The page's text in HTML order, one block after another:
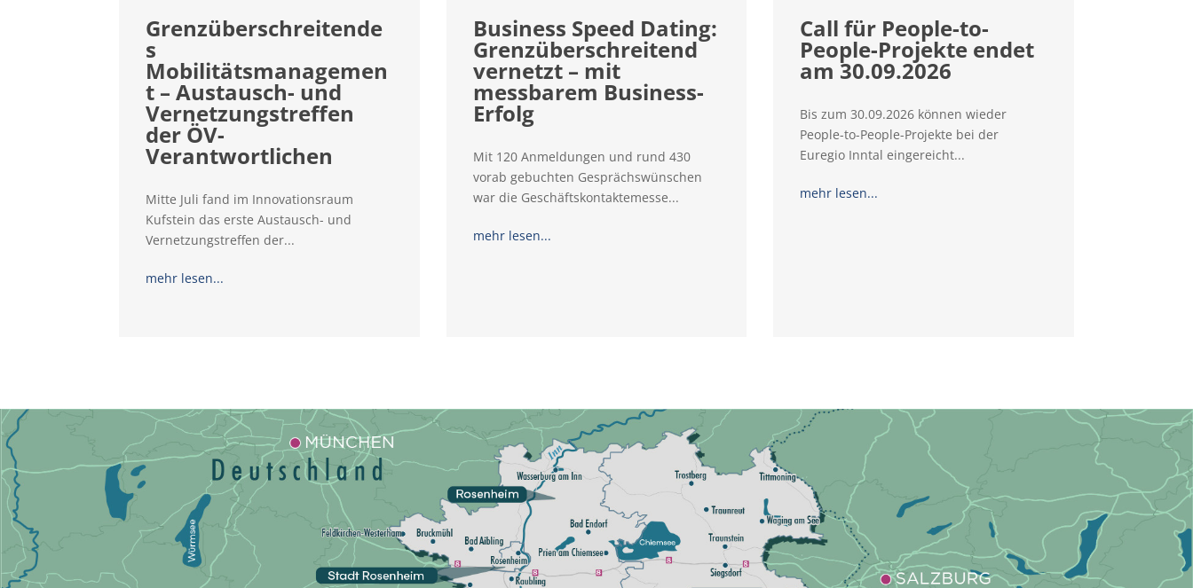
Grenzüberschreitende
s
Mobilitätsmanagemen
t – Austausch- und
Vernetzungstreffen
der ÖV-
Verantwortlichen
Mitte Juli fand im Innovationsraum
Kufstein das erste Austausch- und
Vernetzungstreffen der...
mehr lesen...
Business Speed Dating:
Grenzüberschreitend
vernetzt – mit
messbarem Business-
Erfolg
Mit 120 Anmeldungen und rund 430
vorab gebuchten Gesprächswünschen
war die Geschäftskontaktemesse...
mehr lesen...
Call für People-to-
People-Projekte endet
am 30.09.2026
Bis zum 30.09.2026 können wieder
People-to-People-Projekte bei der
Euregio Inntal eingereicht...
mehr lesen...